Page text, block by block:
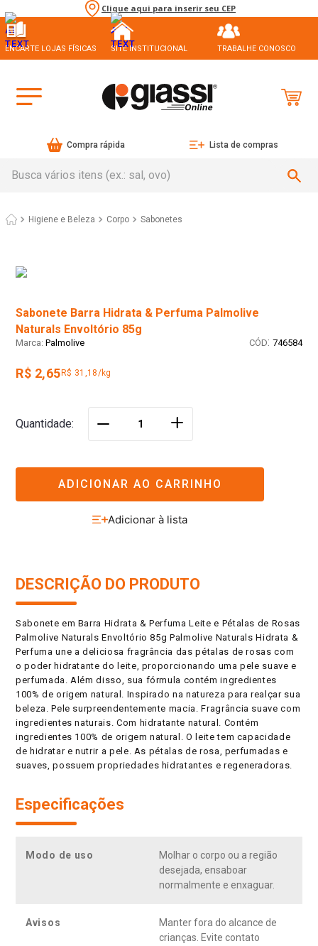
Clique aqui para inserir seu CEP
ENCARTE LOJAS FÍSICAS SITE INSTITUCIONAL TRABALHE CONOSCO
Compra rápida Lista de compras
Higiene e Beleza Corpo Sabonetes
Sabonete Barra Hidrata & Perfuma Palmolive
Naturals Envoltório 85g
Palmolive : 746584
R$ 2,65 R$ 31,18/kg
Quantidade ＋
ADICIONAR AO CARRINHO
DESCRIÇÃO DO PRODUTO
Sabonete em Barra Hidrata & Perfuma Leite e Pétalas de Rosas
Palmolive Naturals Envoltório 85g Palmolive Naturals Hidrata &
Perfuma une a deliciosa fragrância das pétalas de rosas com
o poder hidratante do leite, proporcionando uma pele suave e
perfumada. Além disso, sua fórmula contém ingredientes
100% de origem natural. Inspirado na natureza para realçar sua
beleza. Pele surpreendentemente macia. Fragrância suave com
ingredientes naturais. Com hidratante natural. Contém
ingredientes 100% de origem natural. O leite tem capacidade
de hidratar e nutrir a pele. As pétalas de rosa, perfumadas e
suaves, possuem propriedades hidratantes e regeneradoras.
Especificações
Modo de uso
Molhar o corpo ou a região
desejada, ensaboar
normalmente e enxaguar.
Avisos
Manter fora do alcance de
crianças. Evite contato